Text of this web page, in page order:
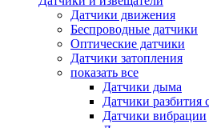
Датчики движения
Беспроводные датчики
Оптические датчики
Датчики затопления
показать все
Датчики дыма
Датчики разбития
Датчики вибрации